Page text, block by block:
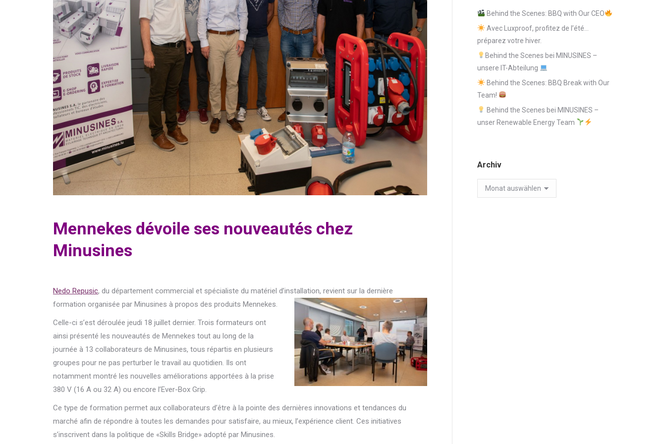
Mennekes dévoile ses nouveautés chez
Minusines
Nedo Repusic, du département commercial et spécialiste du matériel d’installation, revient sur la dernière
formation organisée par Minusines à propos des produits Mennekes.
Celle-ci s’est déroulée jeudi 18 juillet dernier. Trois formateurs ont
ainsi présenté les nouveautés de Mennekes tout au long de la
journée à 13 collaborateurs de Minusines, tous répartis en plusieurs
groupes pour ne pas perturber le travail au quotidien. Ils ont
notamment montré les nouvelles améliorations apportées à la prise
380 V (16 A ou 32 A) ou encore l’Ever-Box Grip.
Ce type de formation permet aux collaborateurs d’être à la pointe des dernières innovations et tendances du
marché afin de répondre à toutes les demandes pour satisfaire, au mieux, l’expérience client. Ces initiatives
s’inscrivent dans la politique de «Skills Bridge» adopté par Minusines.
Behind the Scenes: BBQ with Our CEO
Avec Luxproof, profitez de l’été…
préparez votre hiver.
Behind the Scenes bei MINUSINES –
unsere IT-Abteilung
Behind the Scenes: BBQ Break with Our
Team!
Behind the Scenes bei MINUSINES –
unser Renewable Energy Team
Archiv
Archiv